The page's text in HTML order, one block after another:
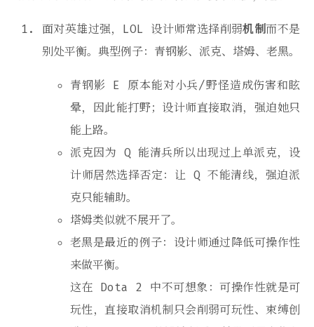
面对英雄过强，LOL 设计师常选择削弱机制而不是
别处平衡。典型例子：青钢影、派克、塔姆、老黑。
青钢影 E 原本能对小兵/野怪造成伤害和眩
晕，因此能打野；设计师直接取消，强迫她只
能上路。
派克因为 Q 能清兵所以出现过上单派克，设
计师居然选择否定：让 Q 不能清线，强迫派
克只能辅助。
塔姆类似就不展开了。
老黑是最近的例子：设计师通过降低可操作性
来做平衡。
这在 Dota 2 中不可想象：可操作性就是可
玩性，直接取消机制只会削弱可玩性、束缚创